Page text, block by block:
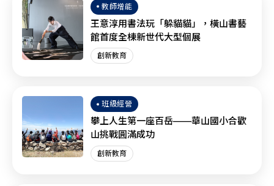
教師增能
王意淳用書法玩「躲貓貓」，橫山書藝
館首度全棟新世代大型個展
創新教育
班級經營
攀上人生第一座百岳——華山國小合歡
山挑戰圓滿成功
創新教育